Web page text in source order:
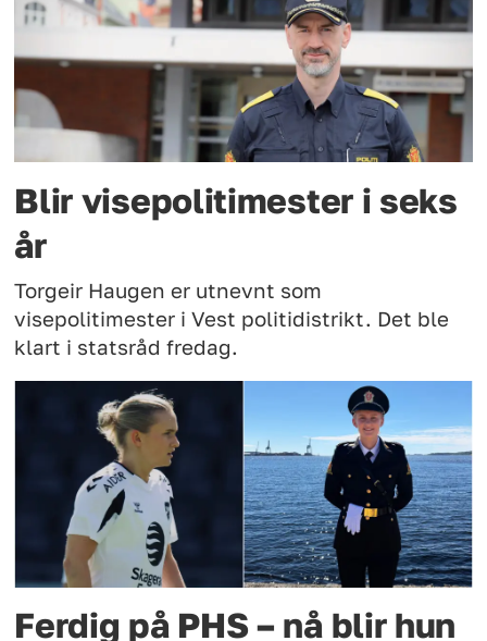
Blir visepolitimester i seks
år
Torgeir Haugen er utnevnt som
visepolitimester i Vest politidistrikt. Det ble
klart i statsråd fredag.
Ferdig på PHS – nå blir hun